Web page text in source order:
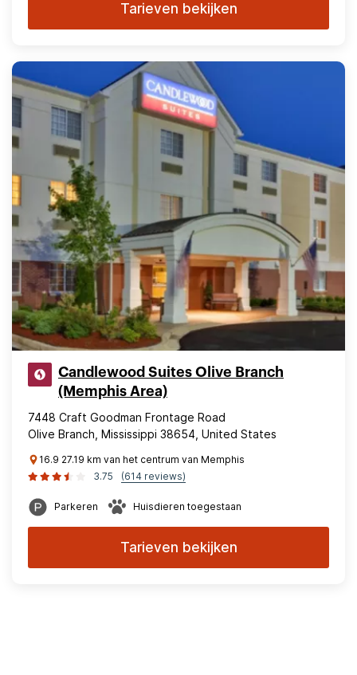
Tarieven bekijken
Candlewood Suites Olive Branch
(Memphis Area)
7448 Craft Goodman Frontage Road
Olive Branch, Mississippi 38654, United States
16.9 27.19 km van het centrum van Memphis
3.75
(614 reviews)
Parkeren Huisdieren toegestaan
Tarieven bekijken